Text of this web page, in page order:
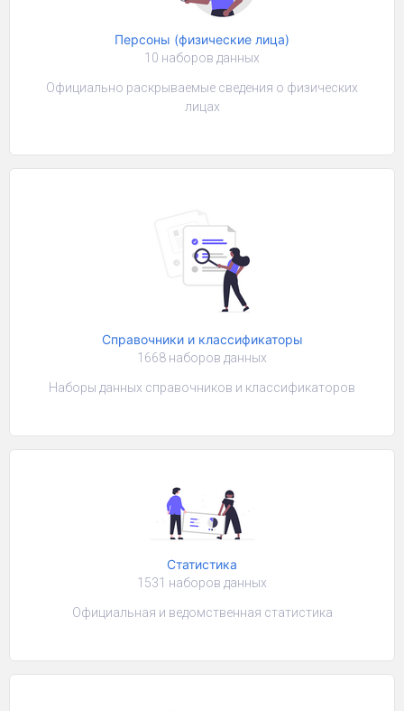
Персоны (физические лица)
10 наборов данных
Официально раскрываемые сведения о физических
лицах
Справочники и классификаторы
1668 наборов данных
Наборы данных справочников и классификаторов
Статистика
1531 наборов данных
Официальная и ведомственная статистика